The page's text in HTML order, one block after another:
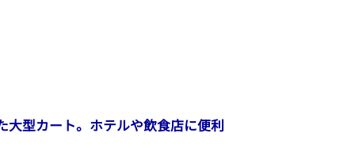
大型カート。ホテルや飲食店に便利